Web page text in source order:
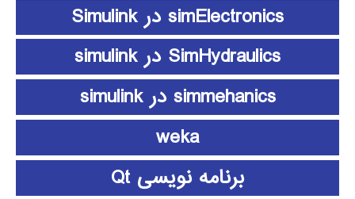
simElectronics در Simulink
SimHydraulics در simulink
simmehanics در simulink
weka
برنامه نویسی Qt